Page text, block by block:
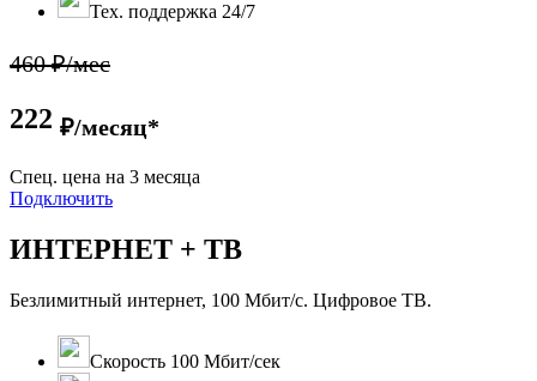
Тех. поддержка 24/7
460 ₽/мес
222 ₽/месяц*
Cпец. цена на 3 месяца
Подключить
ИНТЕРНЕТ + ТВ
Безлимитный интернет, 100 Мбит/с. Цифровое ТВ.
Скорость 100 Мбит/сек